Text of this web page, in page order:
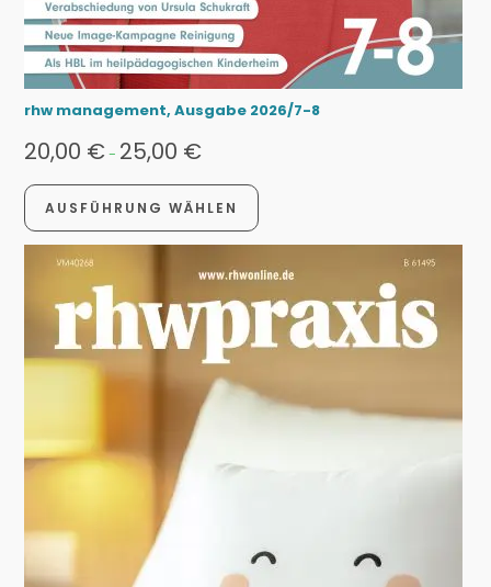
rhw management, Ausgabe 2026/7-8
20,00 €- 25,00 €
AUSFÜHRUNG WÄHLEN